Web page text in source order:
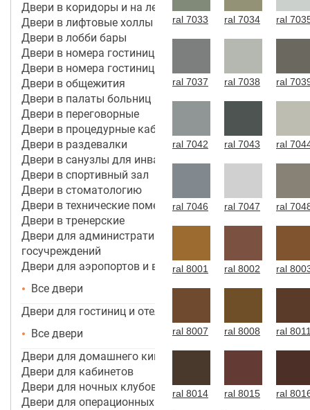
Двери в коридоры и на лестничные марши
Двери в лифтовые холлы
Двери в лобби бары
Двери в номера гостиницы 3*
Двери в номера гостиницы 4*-5*
Двери в общежития
Двери в палаты больниц
Двери в переговорные
Двери в процедурные кабинеты
Двери в раздевалки
Двери в санузлы для инвалидов
Двери в спортивный зал
Двери в стоматологию
Двери в технические помещения
Двери в тренерские
Двери для административных зданий и
госучреждений
Двери для аэропортов и вокзалов
Все двери
Двери для гостиниц и отелей
Все двери
Двери для домашнего кинотеатра
Двери для кабинетов
Двери для ночных клубов
Двери для операционных
ral 7033 ral 7034 ral
ral 7037 ral 7038 ral
ral 7042 ral 7043 ral
ral 7046 ral 7047 ral
ral 8001 ral 8002 ral
ral 8007 ral 8008 ral
ral 8014 ral 8015 ral